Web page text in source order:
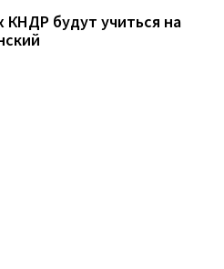
КНДР будут учиться на